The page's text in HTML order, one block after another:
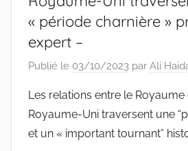
« période charnière »
expert –
Publié le 03/10/2023 par Ali
Les relations entre le
Royaume-Uni traversent une
et un « important tournant”